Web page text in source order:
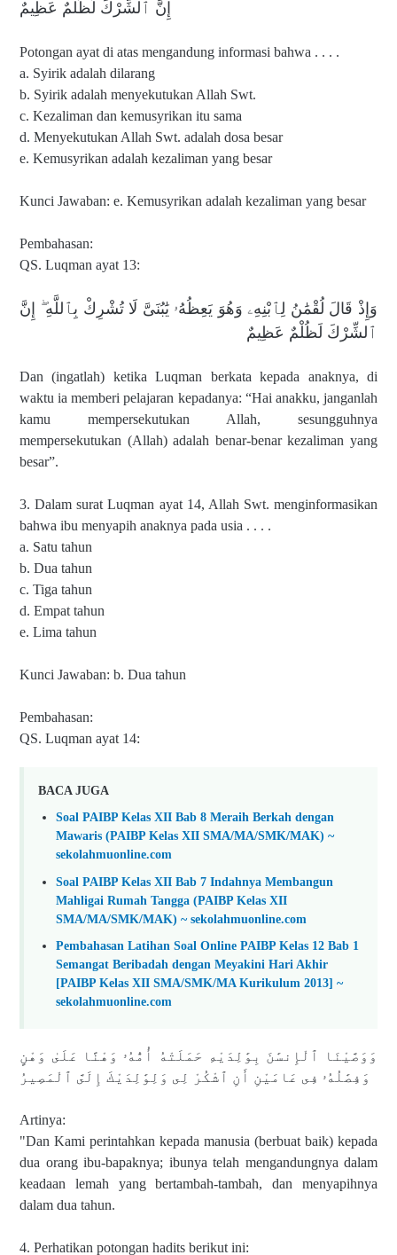
إِنَّ ٱلشِّرْكَ لَظُلْمٌ عَظِيمٌ
Potongan ayat di atas mengandung informasi bahwa . . . .
a. Syirik adalah dilarang
b. Syirik adalah menyekutukan Allah Swt.
c. Kezaliman dan kemusyrikan itu sama
d. Menyekutukan Allah Swt. adalah dosa besar
e. Kemusyrikan adalah kezaliman yang besar
Kunci Jawaban: e. Kemusyrikan adalah kezaliman yang besar
Pembahasan:
QS. Luqman ayat 13:
وَإِذْ قَالَ لُقْمَٰنُ لِٱبْنِهِۦ وَهُوَ يَعِظُهُۥ يَٰبُنَىَّ لَا تُشْرِكْ بِٱللَّهِ ۖ إِنَّ
ٱلشِّرْكَ لَظُلْمٌ عَظِيمٌ
Dan (ingatlah) ketika Luqman berkata kepada anaknya, di
waktu ia memberi pelajaran kepadanya: “Hai anakku, janganlah
kamu mempersekutukan Allah, sesungguhnya
mempersekutukan (Allah) adalah benar-benar kezaliman yang
besar”.
3. Dalam surat Luqman ayat 14, Allah Swt. menginformasikan
bahwa ibu menyapih anaknya pada usia . . . .
a. Satu tahun
b. Dua tahun
c. Tiga tahun
d. Empat tahun
e. Lima tahun
Kunci Jawaban: b. Dua tahun
Pembahasan:
QS. Luqman ayat 14:
BACA JUGA
Soal PAIBP Kelas XII Bab 8 Meraih Berkah dengan
Mawaris (PAIBP Kelas XII SMA/MA/SMK/MAK) ~
sekolahmuonline.com
Soal PAIBP Kelas XII Bab 7 Indahnya Membangun
Mahligai Rumah Tangga (PAIBP Kelas XII
SMA/MA/SMK/MAK) ~ sekolahmuonline.com
Pembahasan Latihan Soal Online PAIBP Kelas 12 Bab 1
Semangat Beribadah dengan Meyakini Hari Akhir
[PAIBP Kelas XII SMA/SMK/MA Kurikulum 2013] ~
sekolahmuonline.com
وَوَصَّيْنَا ٱلْإِنسَٰنَ بِوَٰلِدَيْهِ حَمَلَتْهُ أُمُّهُۥ وَهْنًا عَلَىٰ وَهْنٍ
وَفِصَٰلُهُۥ فِى عَامَيْنِ أَنِ ٱشْكُرْ لِى وَلِوَٰلِدَيْكَ إِلَىَّ ٱلْمَصِيرُ
Artinya:
"Dan Kami perintahkan kepada manusia (berbuat baik) kepada
dua orang ibu-bapaknya; ibunya telah mengandungnya dalam
keadaan lemah yang bertambah-tambah, dan menyapihnya
dalam dua tahun.
4. Perhatikan potongan hadits berikut ini: